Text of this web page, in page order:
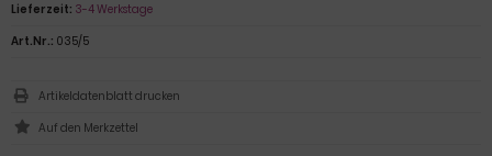
Lieferzeit: 3-4 Werkstage
Art.Nr.: 035/5
Artikeldatenblatt drucken